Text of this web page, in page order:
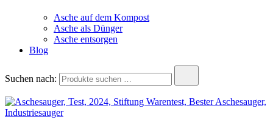
Asche auf dem Kompost
Asche als Dünger
Asche entsorgen
Blog
Suchen nach: